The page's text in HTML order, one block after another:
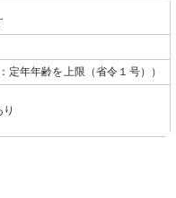
定年年齢を上限（省令１号））